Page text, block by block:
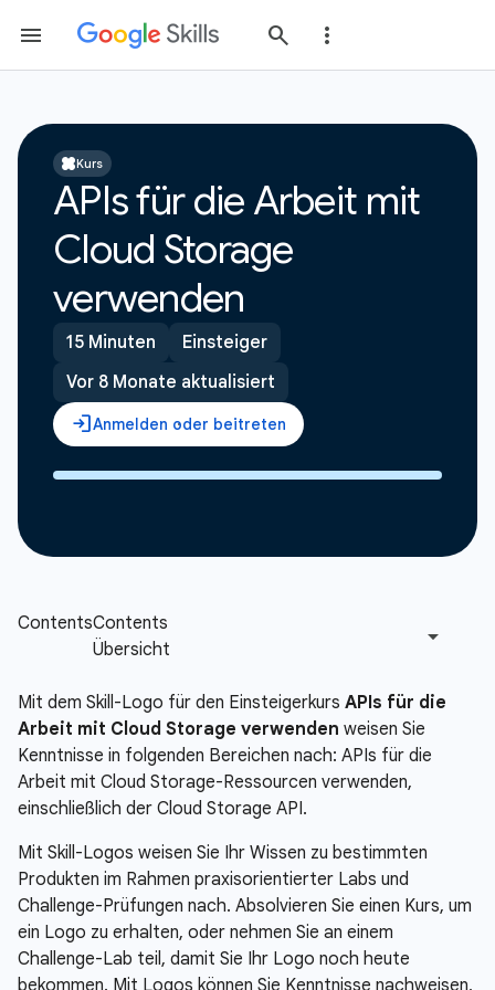
Kurs
APIs für die Arbeit mit
Cloud Storage
verwenden
15 Minuten
Einsteiger
Vor 8 Monate aktualisiert
Mit dem Skill-Logo für den Einsteigerkurs APIs für die
Arbeit mit Cloud Storage verwenden weisen Sie
Kenntnisse in folgenden Bereichen nach: APIs für die
Arbeit mit Cloud Storage-Ressourcen verwenden,
einschließlich der Cloud Storage API.
Mit Skill-Logos weisen Sie Ihr Wissen zu bestimmten
Produkten im Rahmen praxisorientierter Labs und
Challenge-Prüfungen nach. Absolvieren Sie einen Kurs, um
ein Logo zu erhalten, oder nehmen Sie an einem
Challenge-Lab teil, damit Sie Ihr Logo noch heute
bekommen. Mit Logos können Sie Kenntnisse nachweisen,